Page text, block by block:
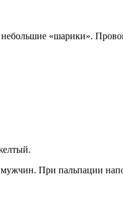
небольшие «шарики».
При пальпации